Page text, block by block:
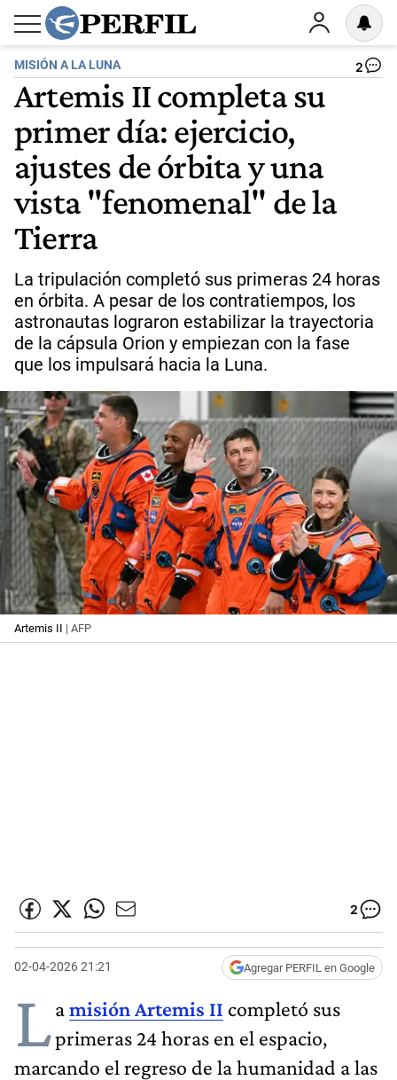
MISIÓN A LA LUNA 2
Artemis II completa su
primer día: ejercicio,
ajustes de órbita y una
vista "fenomenal" de la
Tierra
La tripulación completó sus primeras 24 horas
en órbita. A pesar de los contratiempos, los
astronautas lograron estabilizar la trayectoria
de la cápsula Orion y empiezan con la fase
que los impulsará hacia la Luna.
Artemis II | AFP
2
02-04-2026 21:21 Agregar PERFIL en Google
Lamisión Artemis II completó sus
primeras 24 horas en el espacio,
marcando el regreso de la humanidad a las